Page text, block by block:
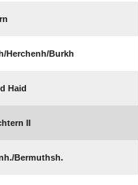
​Herchenh/​Burkh
Haid
II
​Bermuthsh.